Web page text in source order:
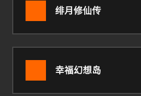
绯月修仙传
幸福幻想岛